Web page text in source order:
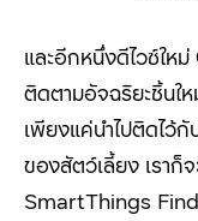
และอีกหนึ่งดีไวซ์ใหม่
ติดตามอัจฉริยะชิ้นใ
เพียงแค่นำไปติดไว้
ของสัตว์เลี้ยง เราก็
SmartThings Find